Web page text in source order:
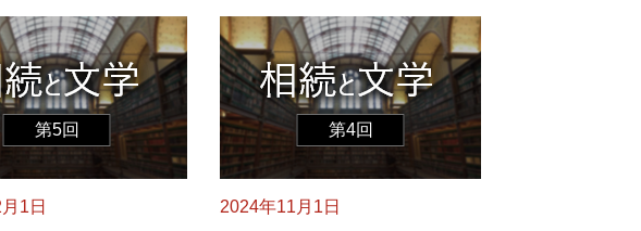
第5回
1日
第4回
2024年11月1日